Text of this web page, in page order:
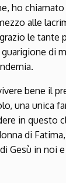
ho
alle
le
di
bene il
una unica
in questo
di
Gesù in noi